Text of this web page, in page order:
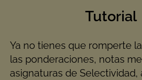
Tutorial
Ya no tienes que romperte
las ponderaciones, notas
asignaturas de Selectividad,